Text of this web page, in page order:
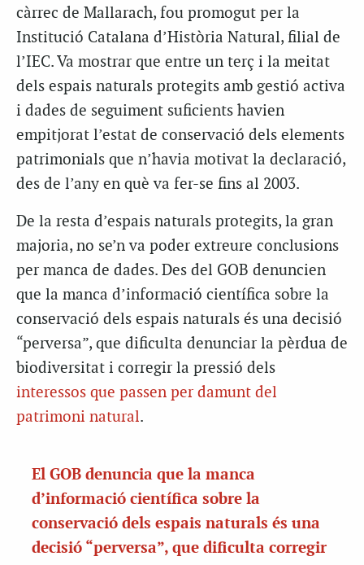
càrrec de Mallarach, fou promogut per la
Institució Catalana d’Història Natural, filial de
l’IEC. Va mostrar que entre un terç i la meitat
dels espais naturals protegits amb gestió activa
i dades de seguiment suficients havien
empitjorat l’estat de conservació dels elements
patrimonials que n’havia motivat la declaració,
des de l’any en què va fer-se fins al 2003.
De la resta d’espais naturals protegits, la gran
majoria, no se’n va poder extreure conclusions
per manca de dades. Des del GOB denuncien
que la manca d’informació científica sobre la
conservació dels espais naturals és una decisió
“perversa”, que dificulta denunciar la pèrdua de
biodiversitat i corregir la pressió dels
interessos que passen per damunt del
patrimoni natural.
El GOB denuncia que la manca
d’informació científica sobre la
conservació dels espais naturals és una
decisió “perversa”, que dificulta corregir